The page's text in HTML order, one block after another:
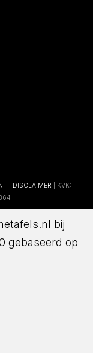
DISCLAIMER | KVK:
bij
gebaseerd op